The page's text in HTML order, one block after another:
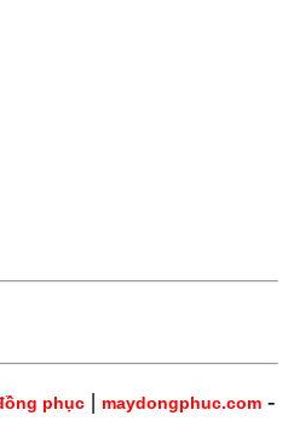
phục | maydongphuc.com -